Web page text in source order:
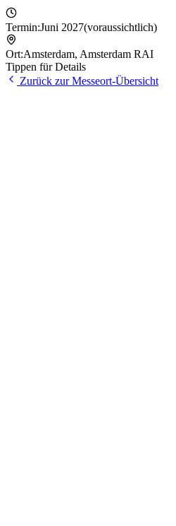
Termin:Juni 2027(voraussichtlich)
Ort:Amsterdam, Amsterdam RAI
Tippen für Details
Zurück zur Messeort-Übersicht